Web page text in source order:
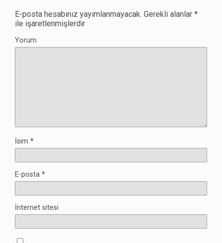
E-posta hesabınız yayımlanmayacak. Gerekli alanlar *
ile işaretlenmişlerdir
Yorum
İsim *
E-posta *
İnternet sitesi